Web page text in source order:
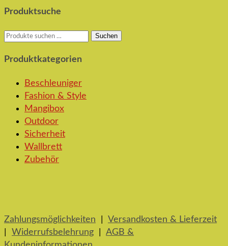
Produktsuche
Suchen
Suchen
Produktkategorien
Beschleuniger
Fashion & Style
Mangibox
Outdoor
Sicherheit
Wallbrett
Zubehör
Zahlungsmöglichkeiten
Versandkosten & Lieferzeit
Widerrufsbelehrung
AGB &